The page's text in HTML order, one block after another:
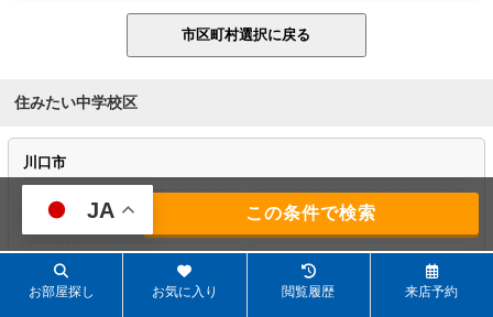
住みたい中学校区
川口市
安行中学校 安行東中学校
戸塚西中学校
206 件
お部屋探し お気に入り 閲覧履歴 来店予約
JA